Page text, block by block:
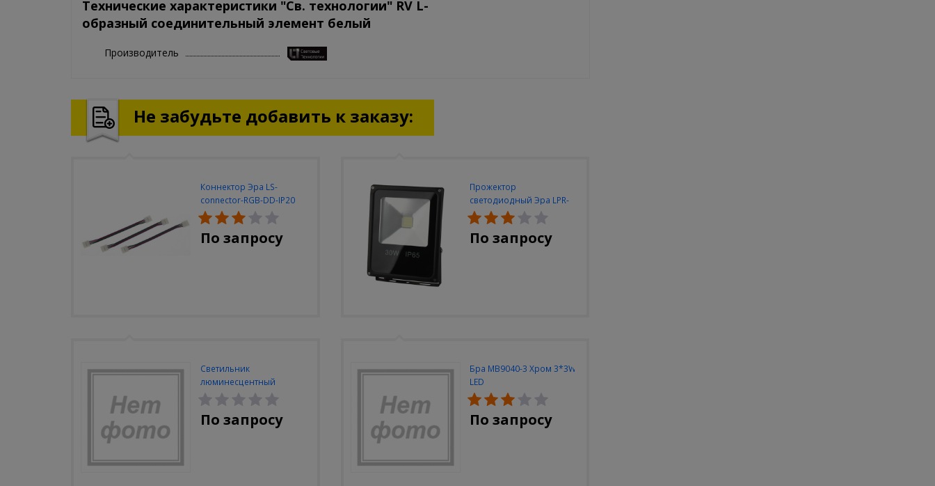
Технические характеристики "Св. технологии" RV L-
образный соединительный элемент белый
Производитель
Не забудьте добавить к заказу:
Коннектор Эра LS-
connector-RGB-DD-IP20
(3шт/уп)
По запросу
Прожектор
светодиодный Эра LPR-
30W-6500K-M
По запросу
Светильник
люминесцентный
Navigator NEL-A2-E130-T4-
840/WH
По запросу
Бра MB9040-3 Хром 3*3W
LED
По запросу